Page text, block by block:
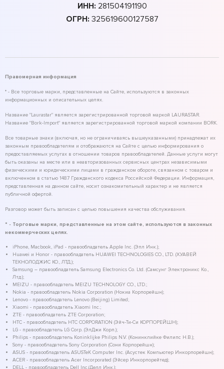
ИНН: 281504191190
ОГРН: 325619600127587
Правомерная информация
* - Все торговые марки, представленные на Сайте, используются в законных
информационных и описательных целях.
Название "Laurastar" является зарегистрированной торговой маркой LAURASTAR.
Название "Bork-Import" является зарегистрированной торговой маркой компании BORK.
Все товарные знаки (включая, но не ограничиваясь вышеуказанными) принадлежат их
законным правообладателям и отображаются на Сайте с целью информирования о
предоставляемых услугах в отношении товаров правообладателей. Данные услуги могут
быть оказаны на месте или в неавторизованных сервисных центрах независимыми
физическими и юридическими лицами в гражданском обороте, связанном с товаром и
включенном в статью 1487 Гражданского кодекса Российской Федерации. Информация,
представленная на данном сайте, носит ознакомительный характер и не является
публичной офертой.
Разговор может быть записан с целью повышения качества обслуживания.
* - Торговые марки, представленные на этом сайте, используются в законных
некоммерческих целях.
iPhone, Macbook, iPad - правообладатель Apple Inc. (Эпл Инк.);
Huawei и Honor - правообладатель HUAWEI TECHNOLOGIES CO., LTD. (ХУАВЕЙ
ТЕКНОЛОДЖИС КО., ЛТД.);
Samsung – правообладатель Samsung Electronics Co. Ltd. (Самсунг Электроникс Ко.,
Лтд.);
MEIZU - правообладатель MEIZU TECHNOLOGY CO., LTD.;
Nokia - правообладатель Nokia Corporation (Нокиа Корпорейшн);
Lenovo - правообладатель Lenovo (Beijing) Limited;
Xiaomi - правообладатель Xiaomi Inc.;
ZTE - правообладатель ZTE Corporation;
HTC - правообладатель HTC CORPORATION (Эйч-Ти-Си КОРПОРЕЙШН);
LG - правообладатель LG Corp. (ЭлДжи Корп.);
Philips - правообладатель Koninklijke Philips N.V. (Конинклийке Филипс Н.В.);
Sony - правообладатель Sony Corporation (Сони Корпорейшн);
ASUS - правообладатель ASUSTeK Computer Inc. (Асустек Компьютер Инкорпорейшн);
ACER - правообладатель Acer Incorporated (Эйсер Инкорпорейтед);
DELL - правообладатель Dell Inc.(Делл Инк.);